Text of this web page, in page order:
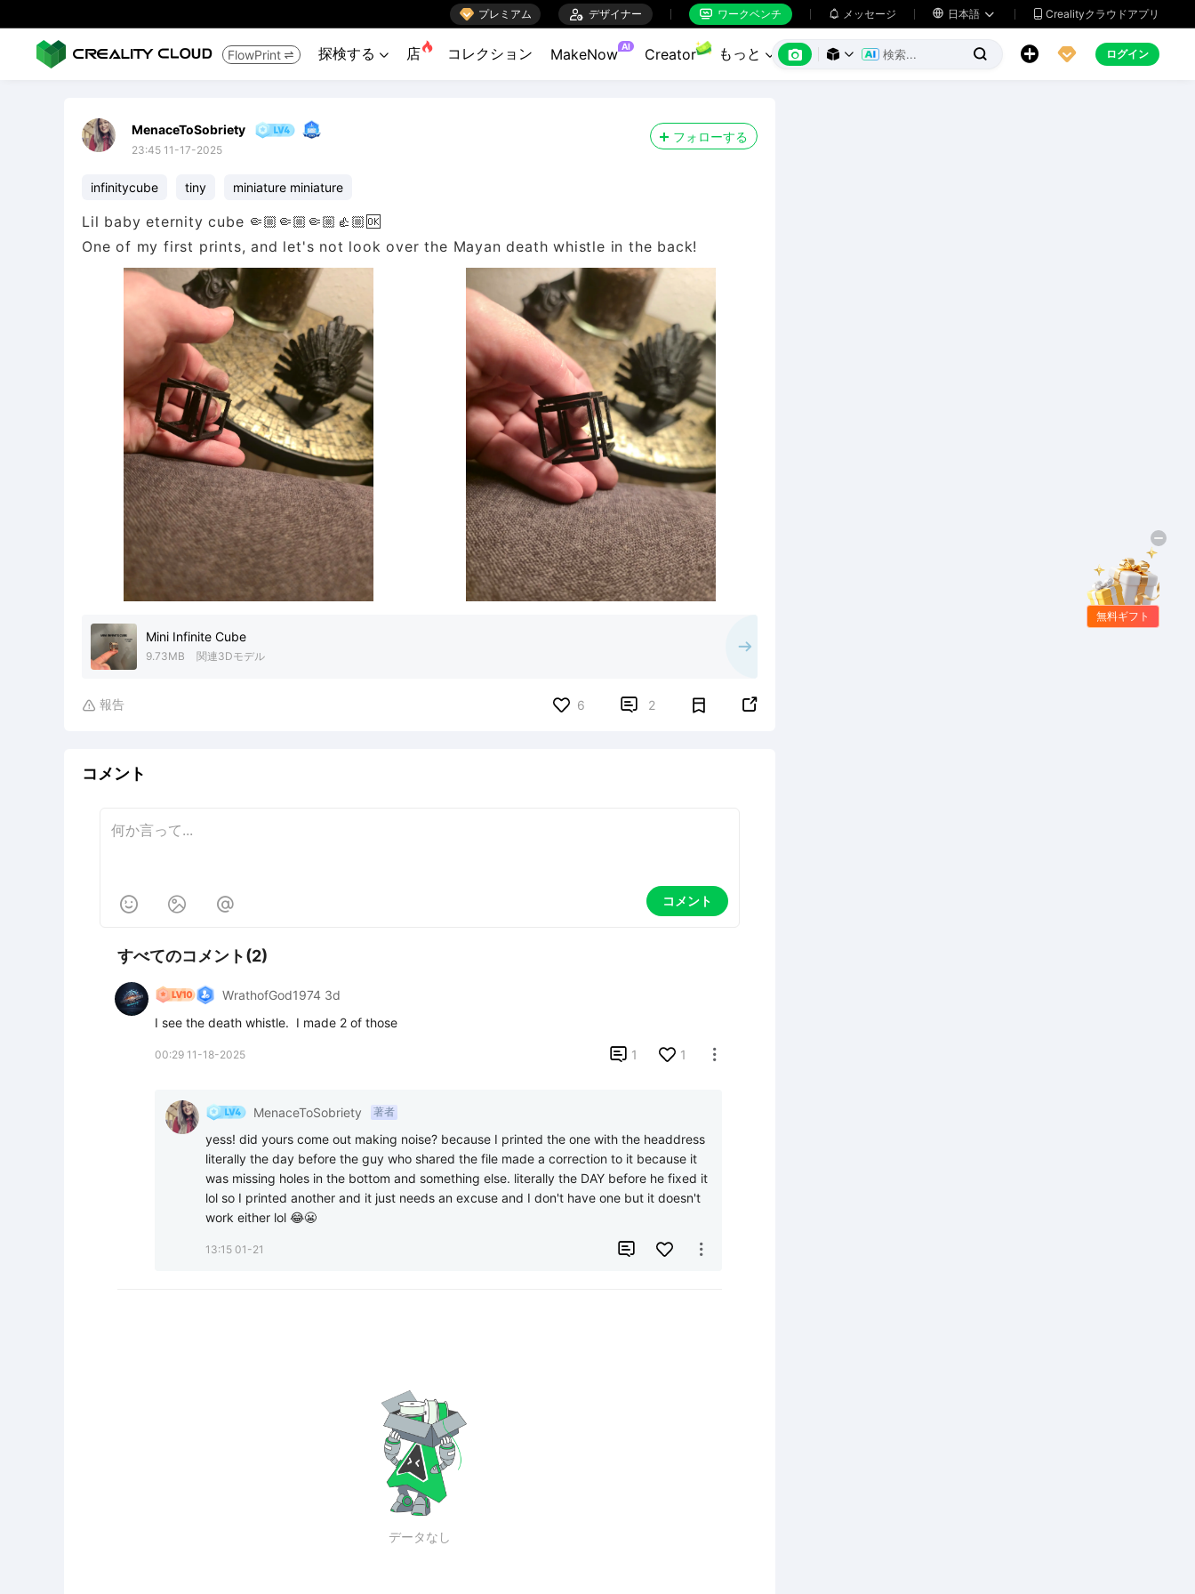
 プレミアム  デザイナー  ワークベンチ  メッセージ  日本語   Crealityクラウドアプリ
FlowPrint  探検する  店 コレクション MakeNow AI Creator もっと        ログイン
MenaceToSobriety
23:45 11-17-2025
フォローする
infinitycube tiny miniature miniature
Lil baby eternity cube 🤏🏼🤏🏼🤏🏼👍🏼🆗
One of my first prints, and let's not look over the Mayan death whistle in the back!
Mini Infinite Cube
9.73MB 関連3Dモデル
 報告 6  2 
コメント
   コメント
すべてのコメント(2)
WrathofGod1974 3d
I see the death whistle.  I made 2 of those
00:29 11-18-2025  1 1 
MenaceToSobriety 著者
yess! did yours come out making noise? because I printed the one with the headdress
literally the day before the guy who shared the file made a correction to it because it
was missing holes in the bottom and something else. literally the DAY before he fixed it
lol so I printed another and it just needs an excuse and I don't have one but it doesn't
work either lol 😂😬
13:15 01-21  
データなし
無料ギフト